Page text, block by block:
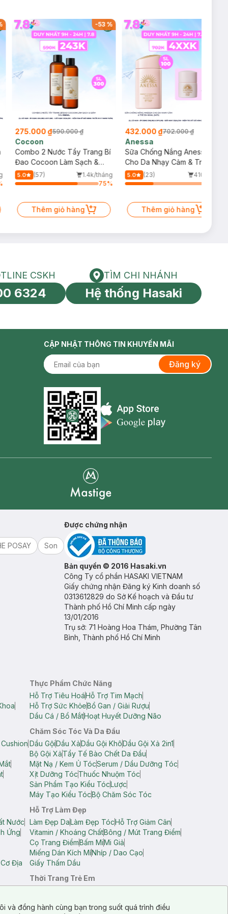
-53%
275.000 ₫590.000 ₫
Cocoon
Combo 2 Nước Tẩy Trang Bí
Đao Cocoon Làm Sạch &
Giảm Dầu 500ml
5.0 (57)
1.4k/tháng
75%
Thêm giỏ hàng
432.000 ₫702.000 ₫
Anessa
Sữa Chống Nắng Anessa
Cho Da Nhạy Cảm & Trẻ Em
60ml (Mới)
5.0 (23)
410/tháng
Thêm giỏ hàng
toàn cầu
HOTLINE CSKH
CSKH
6324
Tìm chi nhánh
TÌM CHI NHÁNH
Hệ thống Hasaki
CẬP NHẬT THÔNG TIN KHUYẾN MÃI
Đăng ký
Appstore icon
POSAY Son
Được chứng nhận
Bản quyền © 2016 Hasaki.vn
Công Ty cổ phần HASAKI VIETNAM
Giấy chứng nhận Đăng ký Kinh doanh số
0313612829 do Sở Kế hoạch và Đầu tư
Thành phố Hồ Chí Minh cấp ngày
13/01/2016
Trụ sở: 71 Hoàng Hoa Thám, Phường Tân
Bình, Thành phố Hồ Chí Minh
Thực Phẩm Chức Năng
Hỗ Trợ Tiêu HoáHỗ Trợ Tim Mạch
Hỗ Trợ Sức KhỏeBổ Gan / Giải Rượu
Dầu Cá / Bổ MắtHoạt Huyết Dưỡng Não
Chăm Sóc Tóc Và Da Đầu
Dầu GộiDầu XảDầu Gội KhôDầu Gội Xả 2in1
Bộ Gội XảTẩy Tế Bào Chết Da Đầu
Mặt Nạ / Kem Ủ TócSerum / Dầu Dưỡng Tóc
Xịt Dưỡng TócThuốc Nhuộm Tóc
Sản Phẩm Tạo Kiểu TócLược
Máy Tạo Kiểu TócBộ Chăm Sóc Tóc
Nước
Ứng
Địa
Hỗ Trợ Làm Đẹp
Làm Đẹp DaLàm Đẹp TócHỗ Trợ Giảm Cân
Vitamin / Khoáng ChấtBông / Mút Trang Điểm
Cọ Trang ĐiểmBấm MiMi Giả
Miếng Dán Kích MíNhíp / Dao Cạo
Giấy Thấm Dầu
Thời Trang Trẻ Em
và đồng hành cùng bạn trong suốt quá trình điều